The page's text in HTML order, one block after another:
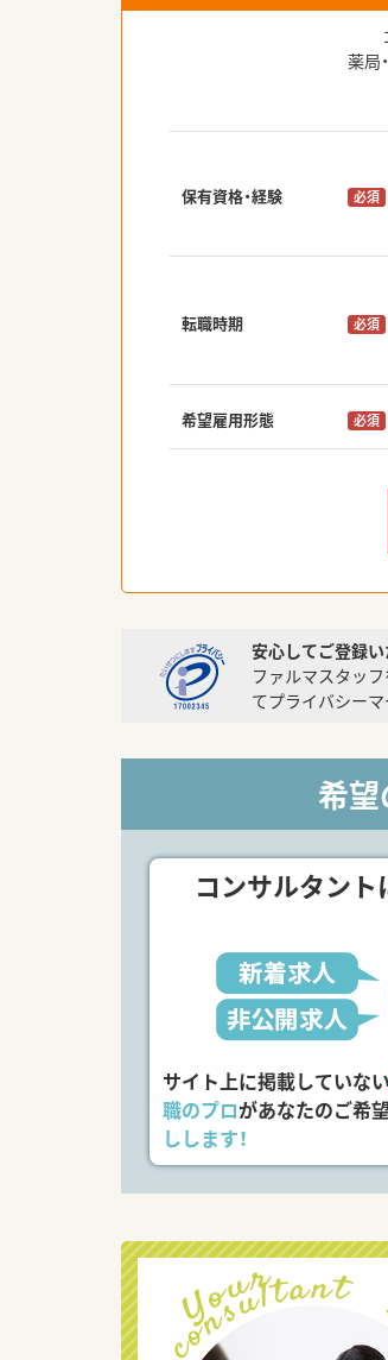
薬局
保有資格・経験 必須
転職時期 必須
希望雇用形態 必須
安心してご登録
ファルマスタッ
てプライバシーマ
希
コンサルタント
サイト上に掲載していない
職のプロがあなたのご希
しします！